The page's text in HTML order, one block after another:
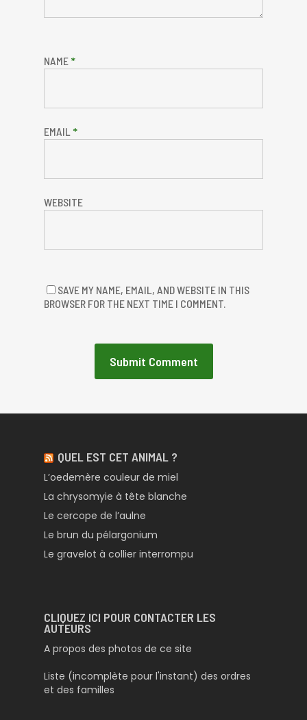
NAME *
EMAIL *
WEBSITE
SAVE MY NAME, EMAIL, AND WEBSITE IN THIS
BROWSER FOR THE NEXT TIME I COMMENT.
QUEL EST CET ANIMAL ?
L’oedemère couleur de miel
La chrysomyie à tête blanche
Le cercope de l’aulne
Le brun du pélargonium
Le gravelot à collier interrompu
CLIQUEZ ICI POUR CONTACTER LES
AUTEURS
A propos des photos de ce site
Liste (incomplète pour l'instant) des ordres
et des familles